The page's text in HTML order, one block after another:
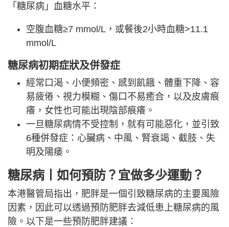
「糖尿病」血糖水平：
空腹血糖≥7 mmol/L，或餐後2小時血糖>11.1
mmol/L
糖尿病初期症狀及併發症
經常口渴、小便頻密、感到飢餓、體重下降、容
易疲倦、視力模糊、傷口不易癒合，以及皮膚痕
癢，女性也可能出現陰部痕癢。
一旦糖尿病情不受控制，就有可能惡化，並引致
6種併發症：心臟病、中風、腎衰竭、截肢、失
明及陽痿。
糖尿病丨如何預防？宜做多少運動？
本港醫管局指出，肥胖是一個引致糖尿病的主要風險
因素，因此可以透過預防肥胖去減低患上糖尿病的風
險。以下是一些預防肥胖建議：